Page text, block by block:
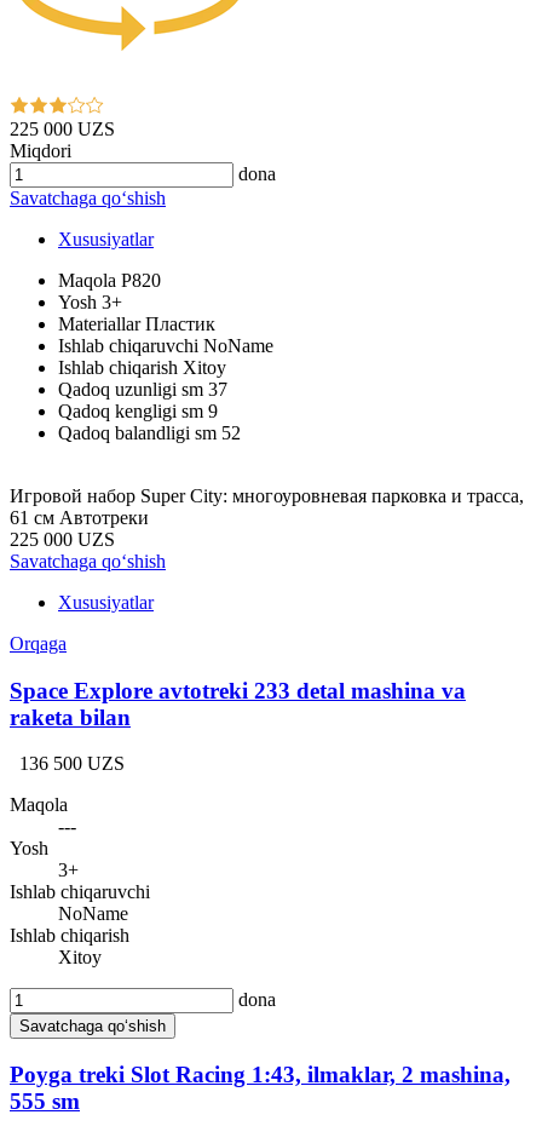
225 000 UZS
Miqdori
dona
Savatchaga qo‘shish
Xususiyatlar
Maqola P820
Yosh 3+
MateriallarПластик
Ishlab chiqaruvchi NoName
Ishlab chiqarish Xitoy
Qadoq uzunligi sm 37
Qadoq kengligi sm 9
Qadoq balandligi sm 52
Игровой набор Super City: многоуровневая парковка и трасса,
61 см Aвтотреки
225 000 UZS
Savatchaga qo‘shish
Xususiyatlar
Orqaga
Space Explore avtotreki 233 detal mashina va
raketa bilan
136 500 UZS
Maqola
---
Yosh
3+
Ishlab chiqaruvchi
NoName
Ishlab chiqarish
Xitoy
dona
Savatchaga qo‘shish
Poyga treki Slot Racing 1:43, ilmaklar, 2 mashina,
555 sm